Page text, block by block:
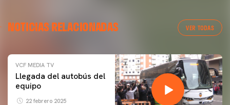
NOTICIAS RELACIONADAS VER TODAS
VCF MEDIA TV
Llegada del autobús del
equipo
22 febrero 2025